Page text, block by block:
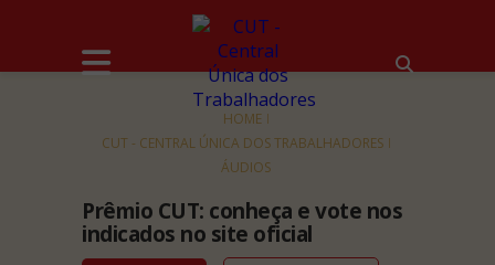
HOME
CUT - CENTRAL ÚNICA DOS TRABALHADORES
ÁUDIOS
Prêmio CUT: conheça e vote nos
indicados no site oficial